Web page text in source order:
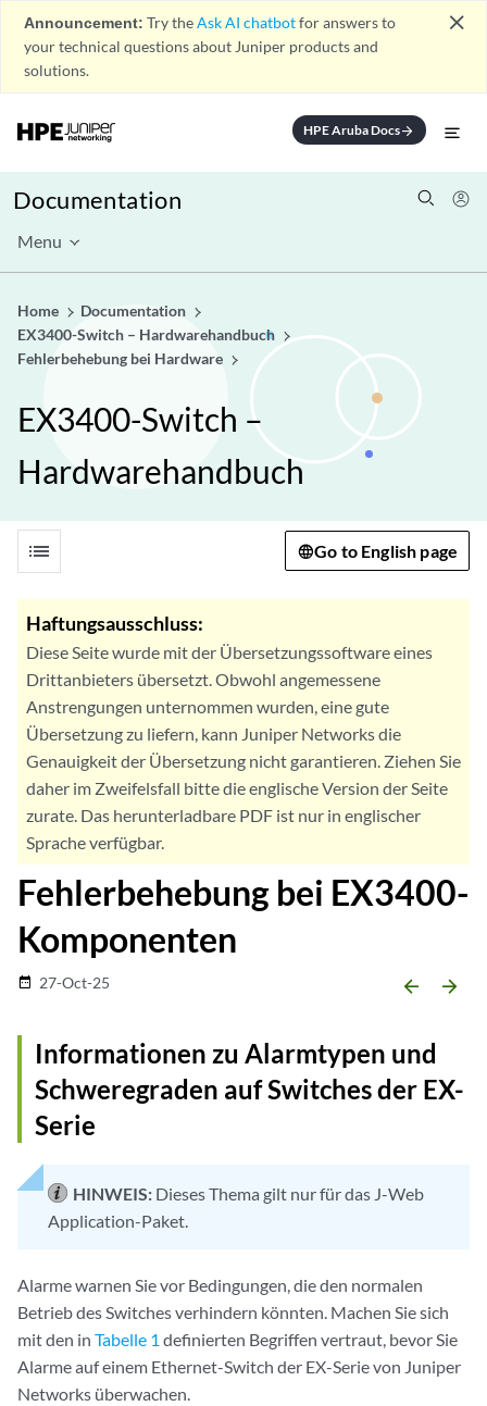
Announcement: Try theAsk AI chatbotfor answers to
your technical questions about Juniper products and
solutions.
close
HPE Aruba Docsarrow_forward
Documentation
Menu
Home
Documentation
EX3400-Switch – Hardwarehandbuch
Fehlerbehebung bei Hardware
EX3400-Switch –
Hardwarehandbuch
list Go to English page
Haftungsausschluss:
Diese Seite wurde mit der Übersetzungssoftware eines
Drittanbieters übersetzt. Obwohl angemessene
Anstrengungen unternommen wurden, eine gute
Übersetzung zu liefern, kann Juniper Networks die
Genauigkeit der Übersetzung nicht garantieren. Ziehen Sie
daher im Zweifelsfall bitte die englische Version der Seite
zurate. Das herunterladbare PDF ist nur in englischer
Sprache verfügbar.
Fehlerbehebung bei EX3400-
Komponenten
date_range 27-Oct-25 arrow_backward arrow_forward
Informationen zu Alarmtypen und
Schweregraden auf Switches der EX-
Serie
HINWEIS: Dieses Thema gilt nur für das J-Web
Application-Paket.
Alarme warnen Sie vor Bedingungen, die den normalen
Betrieb des Switches verhindern könnten. Machen Sie sich
mit den in Tabelle 1 definierten Begriffen vertraut, bevor Sie
Alarme auf einem Ethernet-Switch der EX-Serie von Juniper
Networks überwachen.